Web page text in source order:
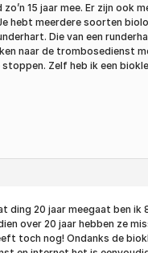
15 jaar mee. Er zijn ook
hebt meerdere soorten
Die van een
naar de trombosedienst
Zelf heb ik een
20 jaar meegaat ben ik
over 20 jaar hebben ze
toch nog! Ondanks de